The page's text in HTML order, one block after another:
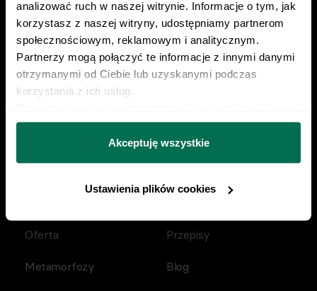
analizować ruch w naszej witrynie. Informacje o tym, jak
korzystasz z naszej witryny, udostępniamy partnerom
społecznościowym, reklamowym i analitycznym.
Partnerzy mogą połączyć te informacje z innymi danymi
otrzymanymi od Ciebie lub uzyskanymi podczas
korzystania z ich usług.
można się z nami skontaktować i w jaki sposób
przetwarzamy dane osobowe w ramach
prywatności.
Akceptuję wszystkie
Ustawienia plików cookies
Poznaj Respo od kuchni
Przykładowa dieta
Oferta
Metamorfozy
Przepisy
Blog